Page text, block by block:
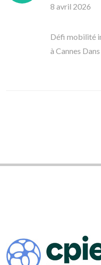
8 avril 2026
Défi mobilité
à Cannes